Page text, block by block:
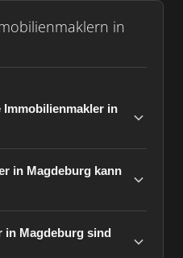
in
in
in Magdeburg kann
in Magdeburg sind